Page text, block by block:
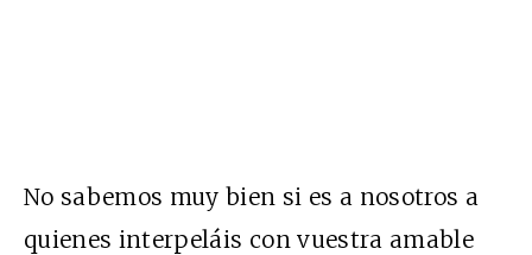
No sabemos muy bien si es a nosotros a
quienes interpeláis con vuestra amable